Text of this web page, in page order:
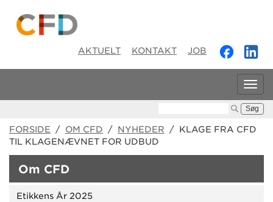
AKTUELT KONTAKT JOB
FORSIDE / OM CFD / NYHEDER / KLAGE FRA CFD
TIL KLAGENÆVNET FOR UDBUD
Om CFD
Etikkens År 2025